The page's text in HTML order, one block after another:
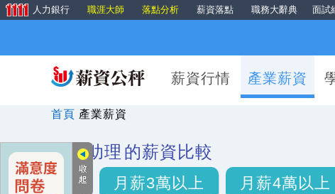
人力銀行 職涯大師 落點分析 薪資落點 職務大辭典 面試
薪資行情 產業薪資
首頁 產業薪資
美髮助理 的薪資比較
月薪3萬以上 月薪4萬以上